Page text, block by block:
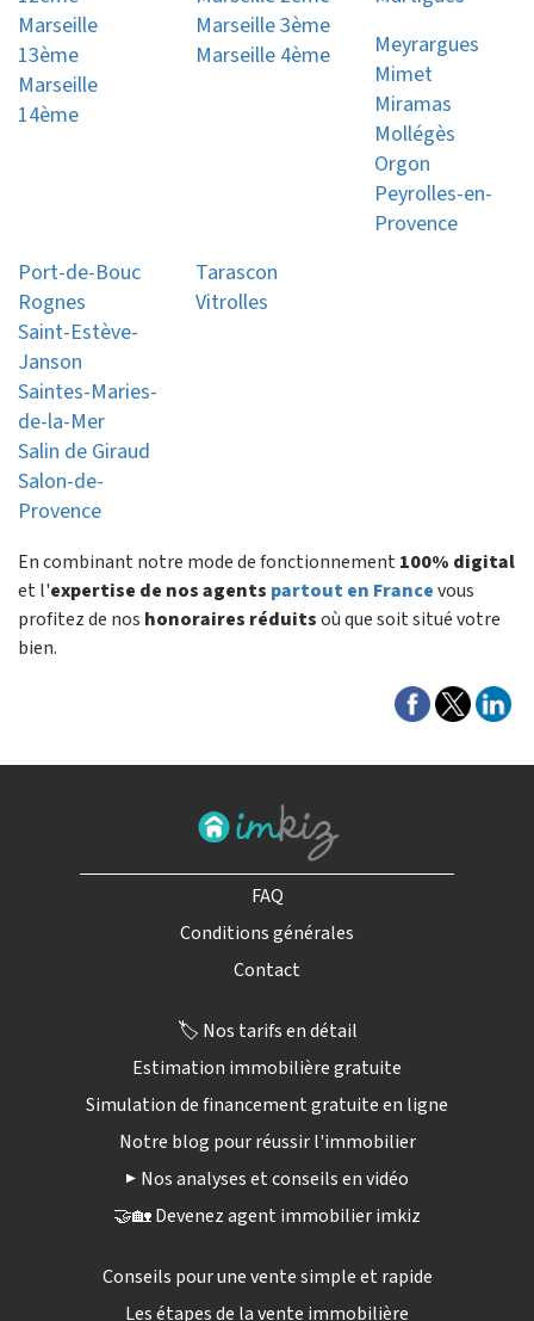
Marseille
13ème
Marseille
14ème
Marseille 3ème
Marseille 4ème
Meyrargues
Mimet
Miramas
Mollégès
Orgon
Peyrolles-en-
Provence
Port-de-Bouc
Rognes
Saint-Estève-
Janson
Saintes-Maries-
de-la-Mer
Salin de Giraud
Salon-de-
Provence
Tarascon
Vitrolles
En combinant notre mode de fonctionnement 100% digital
et l'expertise de nos agents partout en Francevous
profitez de nos honoraires réduitsoù que soit situé votre
bien.
FAQ
Conditions générales
Contact
🏷️ Nos tarifs en détail
Estimation immobilière gratuite
Simulation de financement gratuite en ligne
Notre blog pour réussir l'immobilier
▶️ Nos analyses et conseils en vidéo
🤝🏡 Devenez agent immobilier imkiz
Conseils pour une vente simple et rapide
Les étapes de la vente immobilière